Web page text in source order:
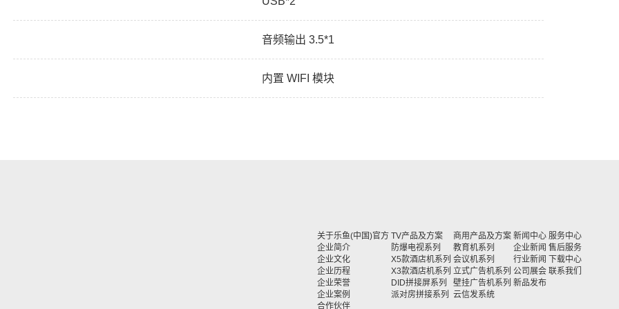
音频输出 3.5*1
内置 WIFI 模块
关于乐鱼(中国)官方
企业简介
企业文化
企业历程
企业荣誉
企业案例
合作伙伴
TV产品及方案
防爆电视系列
X5款酒店机系列
X3款酒店机系列
DID拼接屏系列
派对房拼接系列
商用产品及方案
教育机系列
会议机系列
立式广告机系列
壁挂广告机系列
云信发系统
新闻中心
企业新闻
行业新闻
公司展会
新品发布
服务中心
售后服务
下载中心
联系我们